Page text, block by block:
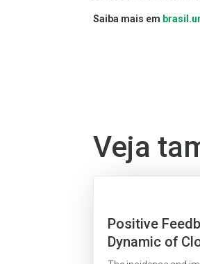
Saiba mais em
Veja
Positive
Dynamic of
Tropical